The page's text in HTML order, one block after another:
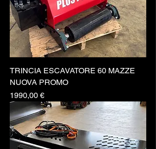
TRINCIA ESCAVATORE 60 MAZZE
NUOVA PROMO
Prezzo
1990,00 €